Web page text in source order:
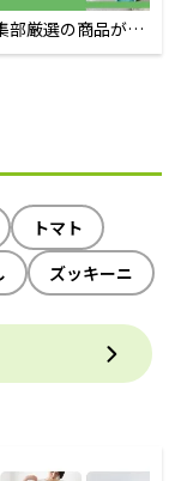
部厳選の商品が買
トマト
ズッキーニ